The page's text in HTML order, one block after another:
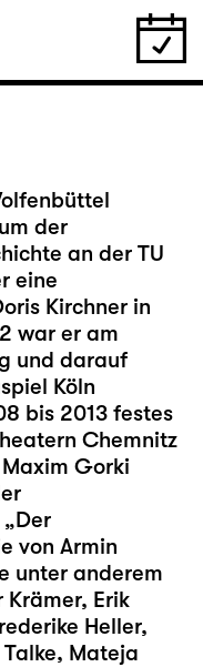
der
an der TU
eine
Kirchner in
war er am
und darauf
Köln
bis 2013 festes
Chemnitz
Gorki
von Armin
unter anderem
Krämer, Erik
Heller,
Mateja